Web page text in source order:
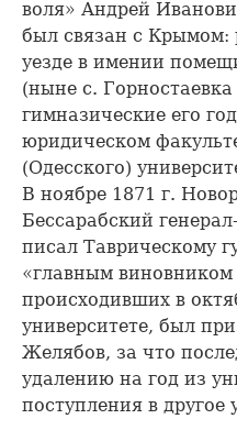
воля» Андрей
был связан с Крымом:
уезде в имении
(ныне с.
гимназические его
юридическом
(Одесского)
В ноябре 1871 г.
Бессарабский
писал Таврическому
«главным виновником
происходивших в
университете, был
Желябов, за что
удалению на год из
поступления в другое